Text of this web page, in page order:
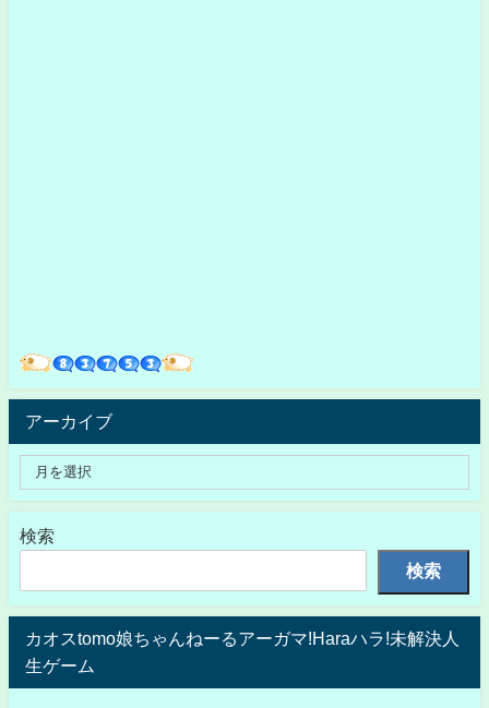
アーカイブ
検索
検索
カオスtomo娘ちゃんねーるアーガマ!Haraハラ!未解決人
生ゲーム